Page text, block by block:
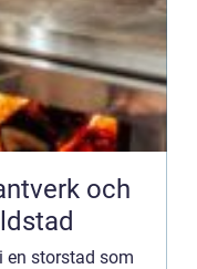
en storstad som